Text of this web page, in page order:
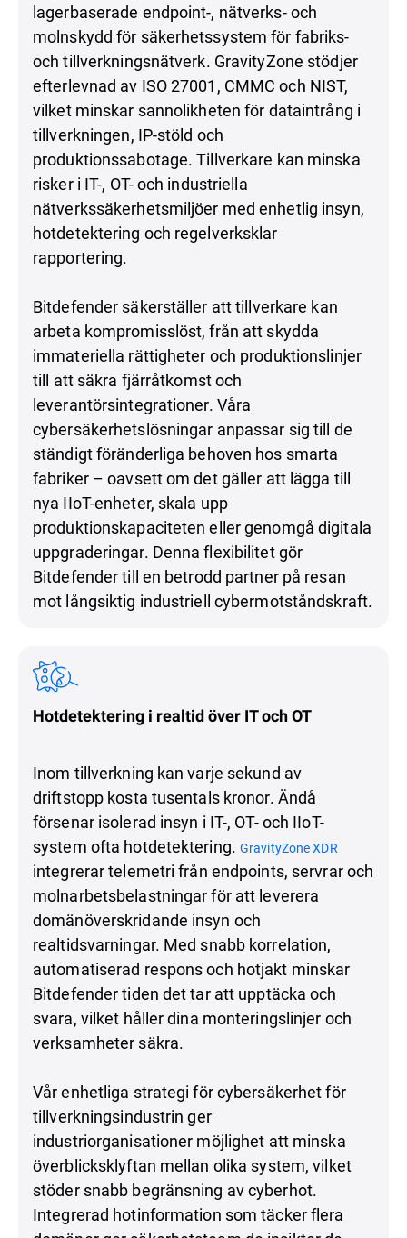
lagerbaserade endpoint-, nätverks- och
molnskydd för säkerhetssystem för fabriks-
och tillverkningsnätverk. GravityZone stödjer
efterlevnad av ISO 27001, CMMC och NIST,
vilket minskar sannolikheten för dataintrång i
tillverkningen, IP-stöld och
produktionssabotage. Tillverkare kan minska
risker i IT-, OT- och industriella
nätverkssäkerhetsmiljöer med enhetlig insyn,
hotdetektering och regelverksklar
rapportering.
Bitdefender säkerställer att tillverkare kan
arbeta kompromisslöst, från att skydda
immateriella rättigheter och produktionslinjer
till att säkra fjärråtkomst och
leverantörsintegrationer. Våra
cybersäkerhetslösningar anpassar sig till de
ständigt föränderliga behoven hos smarta
fabriker – oavsett om det gäller att lägga till
nya IIoT-enheter, skala upp
produktionskapaciteten eller genomgå digitala
uppgraderingar. Denna flexibilitet gör
Bitdefender till en betrodd partner på resan
mot långsiktig industriell cybermotståndskraft.
Hotdetektering i realtid över IT och OT
Inom tillverkning kan varje sekund av
driftstopp kosta tusentals kronor. Ändå
försenar isolerad insyn i IT-, OT- och IIoT-
system ofta hotdetektering.GravityZone XDR
integrerar telemetri från endpoints, servrar och
molnarbetsbelastningar för att leverera
domänöverskridande insyn och
realtidsvarningar. Med snabb korrelation,
automatiserad respons och hotjakt minskar
Bitdefender tiden det tar att upptäcka och
svara, vilket håller dina monteringslinjer och
verksamheter säkra.
Vår enhetliga strategi för cybersäkerhet för
tillverkningsindustrin ger
industriorganisationer möjlighet att minska
överblicksklyftan mellan olika system, vilket
stöder snabb begränsning av cyberhot.
Integrerad hotinformation som täcker flera